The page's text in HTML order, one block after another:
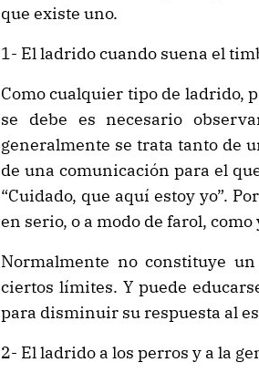
que existe uno.
1- El ladrido cuando suena el
Como cualquier tipo de ladrido,
se debe es necesario
generalmente se trata tanto de
de una comunicación para el
“Cuidado, que aquí estoy yo”.
en serio, o a modo de farol,
Normalmente no constituye
ciertos límites. Y puede
para disminuir su respuesta al
2- El ladrido a los perros y a la